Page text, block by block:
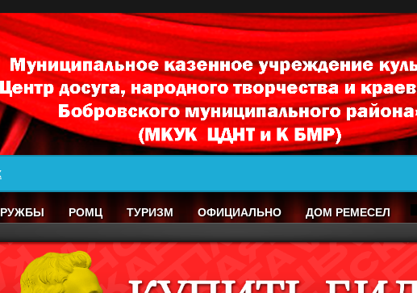
РОМЦ ТУРИЗМ ОФИЦИАЛЬНО ДОМ РЕМЕСЕЛ